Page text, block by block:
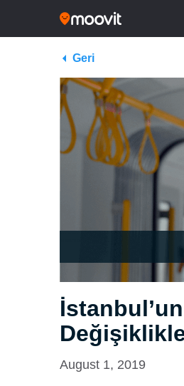
Geri
August 1, 2019